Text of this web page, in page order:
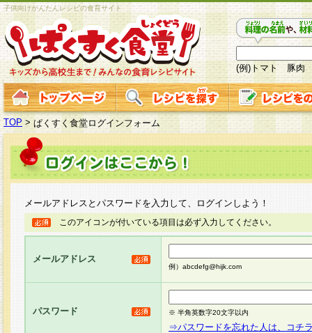
子供向けかんたんレシピの食育サイト
(例)トマト 豚肉
TOP > ぱくすく食堂ログインフォーム
メールアドレスとパスワードを入力して、ログインしよう！
このアイコンが付いている項目は必ず入力してください。
メールアドレス
例）abcdefg@hijk.com
パスワード ※ 半角英数字20文字以内
⇒パスワードを忘れた人は、コチ